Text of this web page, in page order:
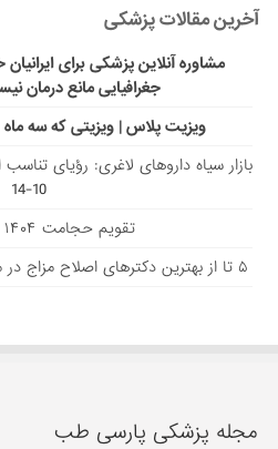
آخرین مقالات پزشکی
مشاوره آنلاین پزشکی برای
جغرافیایی مانع درمان
ویزیت پلاس | ویزیتی که سه ماه
بازار سیاه داروهای لاغری: رؤیای
10-14
تقویم حجامت ۱۴۰۴
۵ تا از بهترین دکتر‌های اصلاح مزاج در مشهد را بشناسید!
مجله پزشکی پارسی طب